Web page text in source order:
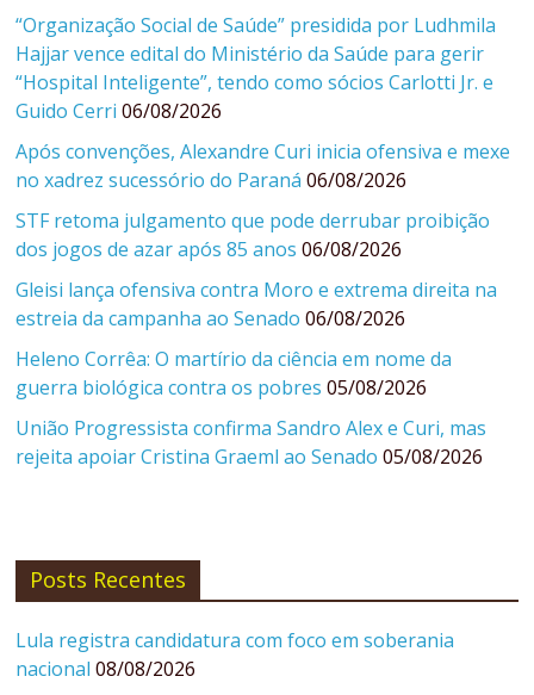
“Organização Social de Saúde” presidida por Ludhmila
Hajjar vence edital do Ministério da Saúde para gerir
“Hospital Inteligente”, tendo como sócios Carlotti Jr. e
Guido Cerri 06/08/2026
Após convenções, Alexandre Curi inicia ofensiva e mexe
no xadrez sucessório do Paraná 06/08/2026
STF retoma julgamento que pode derrubar proibição
dos jogos de azar após 85 anos 06/08/2026
Gleisi lança ofensiva contra Moro e extrema direita na
estreia da campanha ao Senado 06/08/2026
Heleno Corrêa: O martírio da ciência em nome da
guerra biológica contra os pobres 05/08/2026
União Progressista confirma Sandro Alex e Curi, mas
rejeita apoiar Cristina Graeml ao Senado 05/08/2026
Posts Recentes
Lula registra candidatura com foco em soberania
nacional 08/08/2026